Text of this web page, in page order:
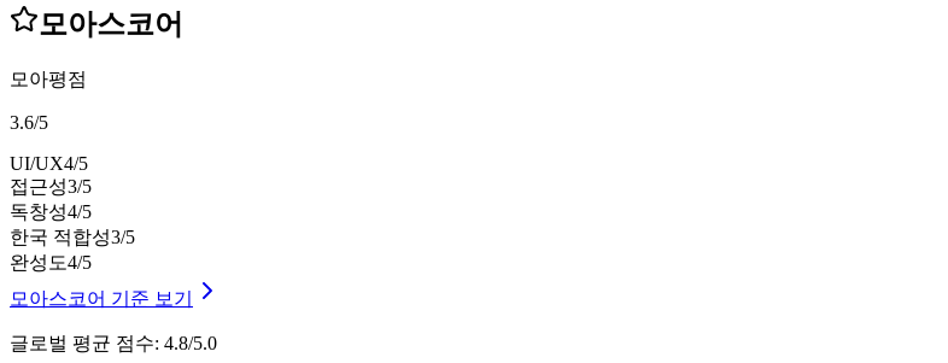
모아스코어
모아평점
3.6/5
UI/UX4/5
접근성3/5
독창성4/5
한국 적합성3/5
완성도4/5
모아스코어 기준 보기
글로벌 평균 점수: 4.8/5.0